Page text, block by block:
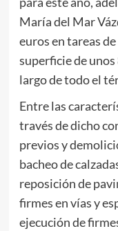
María del Mar
euros en tareas
superficie de
largo de todo el
Entre las
través de dicho
previos y
bacheo de
reposición de
firmes en vías y
ejecución de